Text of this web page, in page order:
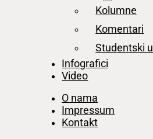
Kolumne
Komentari
Studentski
Infografici
Video
O nama
Impressum
Kontakt